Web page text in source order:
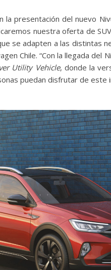
la presentación del nuevo
nuestra oferta de
se adapten a las distintas
Chile. “Con la llegada del
Utility Vehicle, donde la
puedan disfrutar de este